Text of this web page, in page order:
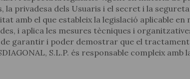
la privadesa dels Usuaris i el secret i la
amb el que estableix la legislació aplicable en
i aplica les mesures tècniques i
garantir i poder demostrar que el
S.L.P. és responsable compleix amb